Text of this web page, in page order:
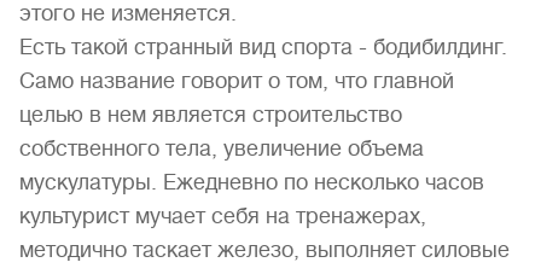
этого не изменяется.
Есть такой странный вид спорта - бодибилдинг.
Само название говорит о том, что главной
целью в нем является строительство
собственного тела, увеличение объема
мускулатуры. Ежедневно по несколько часов
культурист мучает себя на тренажерах,
методично таскает железо, выполняет силовые